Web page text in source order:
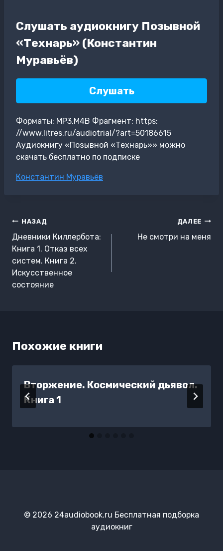
Слушать аудиокнигу Позывной
«Технарь» (Константин
Муравьёв)
Слушать
Форматы: MP3,M4B Фрагмент: https:
//www.litres.ru/audiotrial/?art=50186615
Аудиокнигу «Позывной «Технарь»» можно
скачать бесплатно по подписке
Метки
Константин Муравьёв
Навигация
по
записям
НАЗАД
Дневники Киллербота:
Книга 1. Отказ всех
систем. Книга 2.
Искусственное
состояние
ДАЛЕЕ
Не смотри на меня
Похожие книги
Вторжение. Космический дьявол.
Книга 1
© 2026 24audiobook.ru Бесплатная подборка
аудиокниг